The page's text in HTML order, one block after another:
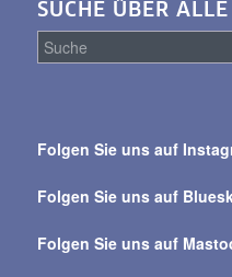
SUCHE ÜBER
alle
Folgen Sie uns auf
Folgen Sie uns auf
Folgen Sie uns auf